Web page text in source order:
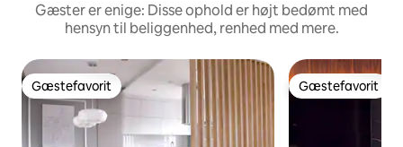
Gæster er enige: Disse ophold er højt bedømt med
hensyn til beliggenhed, renhed med mere.
Gæstefavorit
Gæstefavorit Gæstefavorit
Gæstefavorit